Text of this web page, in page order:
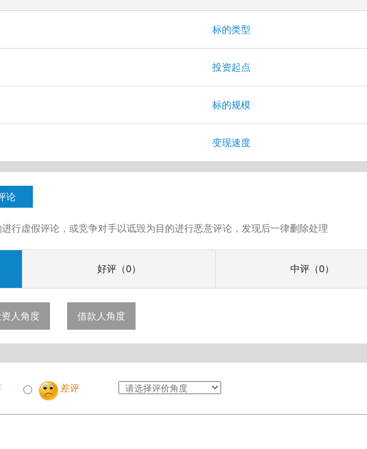
标的类型
投资起点
标的规模
变现速度
论
行虚假评论，或竞争对手以诋毁为目的进行恶意评论，发现后一律删除处理
好评（0） 中评（0）
人角度 借款人角度
差评